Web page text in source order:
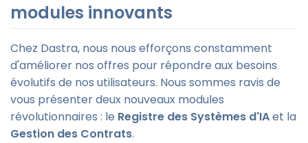
modules innovants
Chez Dastra, nous nous efforçons constamment
d'améliorer nos offres pour répondre aux besoins
évolutifs de nos utilisateurs. Nous sommes ravis de
vous présenter deux nouveaux modules
révolutionnaires : le Registre des Systèmes d'IAet la
Gestion des Contrats.